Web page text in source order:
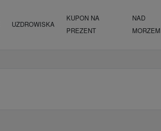
UZDROWISKA
KUPON NA
PREZENT
NAD
MORZEM